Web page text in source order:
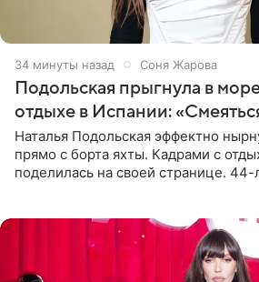
34 минуты назад Соня Жарова
Подольская прыгнула в
отдыхе в Испании:
Наталья Подольская эффектно
прямо с борта яхты. Кадрами с
поделилась на своей странице. 44-